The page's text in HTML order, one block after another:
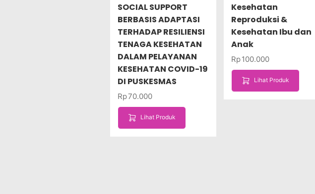
SOCIAL SUPPORT
BERBASIS ADAPTASI
TERHADAP RESILIENSI
TENAGA KESEHATAN
DALAM PELAYANAN
KESEHATAN COVID-19
DI PUSKESMAS
Rp70.000
Lihat Produk
Kesehatan
Reproduksi &
Kesehatan Ibu dan
Anak
Rp100.000
Lihat Produk